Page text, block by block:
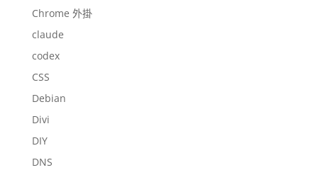
Chrome 外掛
claude
codex
CSS
Debian
Divi
DIY
DNS